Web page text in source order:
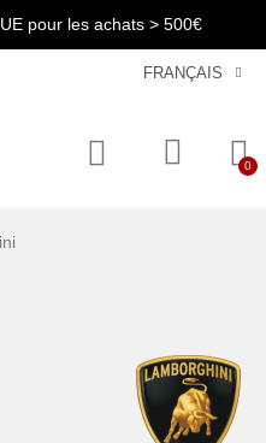
pour les achats > 500€
FRANÇAIS